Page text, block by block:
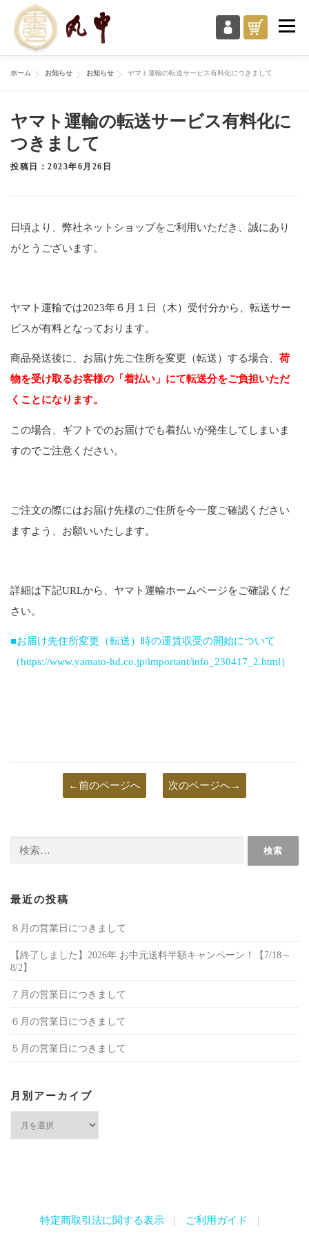
メニュ
商品一覧 丸中について
お知らせ・ブログ お問い合わせ
ホーム お知らせ お知らせ ヤマト運輸の転送サービス有料化につきまして
ヤマト運輸の転送サービス有料化に
つきまして
投稿日：2023年6月26日
日頃より、弊社ネットショップをご利用いただき、誠にあり
がとうございます。
ヤマト運輸では2023年６月１日（木）受付分から、転送サー
ビスが有料となっております。
商品発送後に、お届け先ご住所を変更（転送）する場合、 荷
物を受け取るお客様の「着払い」にて転送分をご負担いただ
くことになります。
この場合、ギフトでのお届けでも着払いが発生してしまいま
すのでご注意ください。
ご注文の際にはお届け先様のご住所を今一度ご確認ください
ますよう、お願いいたします。
詳細は下記URLから、ヤマト運輸ホームページをご確認くだ
さい。
■お届け先住所変更（転送）時の運賃収受の開始について
（https://www.yamato-hd.co.jp/important/info_230417_2.html）
←前のページへ 次のページへ→
検
最近の投稿
８月の営業日につきまして
【終了しました】2026年 お中元送料半額キャンペーン！【7/18～
8/2】
７月の営業日につきまして
６月の営業日につきまして
５月の営業日につきまして
月別アーカイブ
別
特定商取引法に関する表示 ご利用ガイド